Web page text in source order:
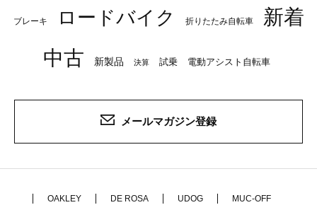
ブレーキ ロードバイク 折りたたみ自転車
新着
中古
新製品 決算 試乗 電動アシスト自転車
メールマガジン登録
OAKLEY DE ROSA UDOG
MUC-OFF